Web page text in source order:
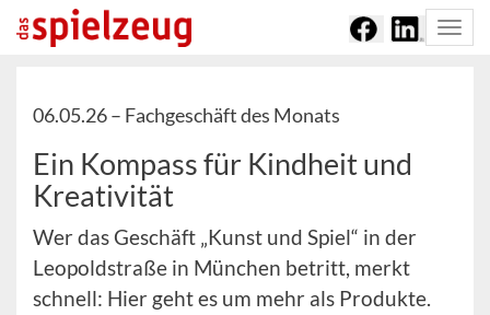
06.05.26 – Fachgeschäft des Monats
Ein Kompass für Kindheit und
Kreativität
Wer das Geschäft „Kunst und Spiel“ in der
Leopoldstraße in München betritt, merkt
schnell: Hier geht es um mehr als Produkte.